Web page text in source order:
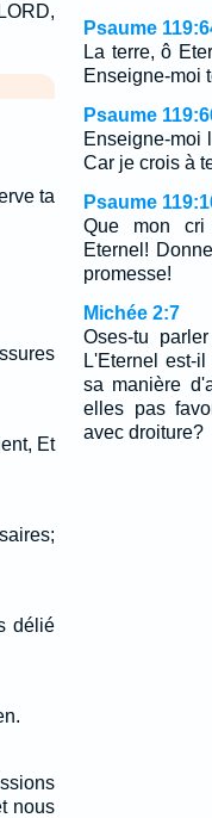
ta
Et
délié
nous
Psaume
La terre, ô
Enseigne-moi
Psaume
Enseigne-moi
Car je crois à
Psaume
Que mon
Eternel!
promesse!
Michée 2:7
Oses-tu
L'Eternel est-
sa manière
elles pas
avec droiture?